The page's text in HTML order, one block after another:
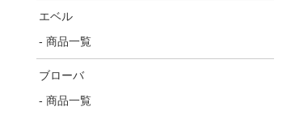
エベル
- 商品一覧
ブローバ
- 商品一覧